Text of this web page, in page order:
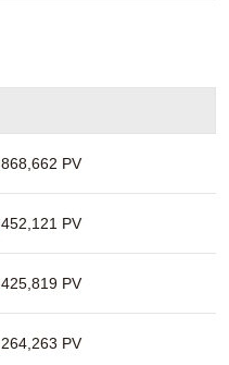
868,662 PV
452,121 PV
425,819 PV
264,263 PV